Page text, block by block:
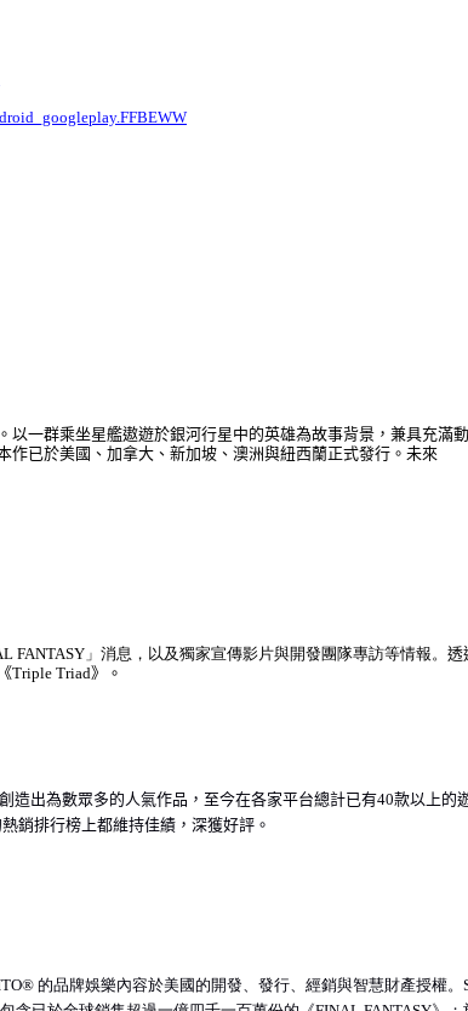
以一群乘坐星艦遨遊於銀河行星中的英雄為故事背景，兼具充滿
已於美國、加拿大、新加坡、澳洲與紐西蘭正式發行。未來
FANTASY 」消息，以及獨家宣傳影片與開發團隊專訪等情報。 透
Triple Triad》。
造出為數眾多的人氣作品，至今在各家平台總計已有40款以上的
熱銷排行榜上都維持佳績，深獲好評。
的品牌娛樂內容於美國的開發、發行、經銷與智慧財產授權。